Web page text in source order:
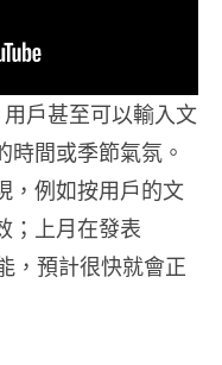
戶甚至可以輸入文
時間或季節氣氛。
，例如按用戶的文
；上月在發表
，預計很快就會正